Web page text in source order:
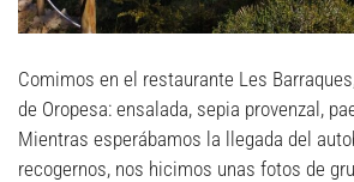
Comimos en el restaurante Les
de Oropesa: ensalada, sepia provenzal,
Mientras esperábamos la llegada del
recogernos, nos hicimos unas fotos de